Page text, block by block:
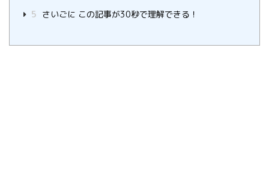
5 さいごに この記事が30秒で理解できる！